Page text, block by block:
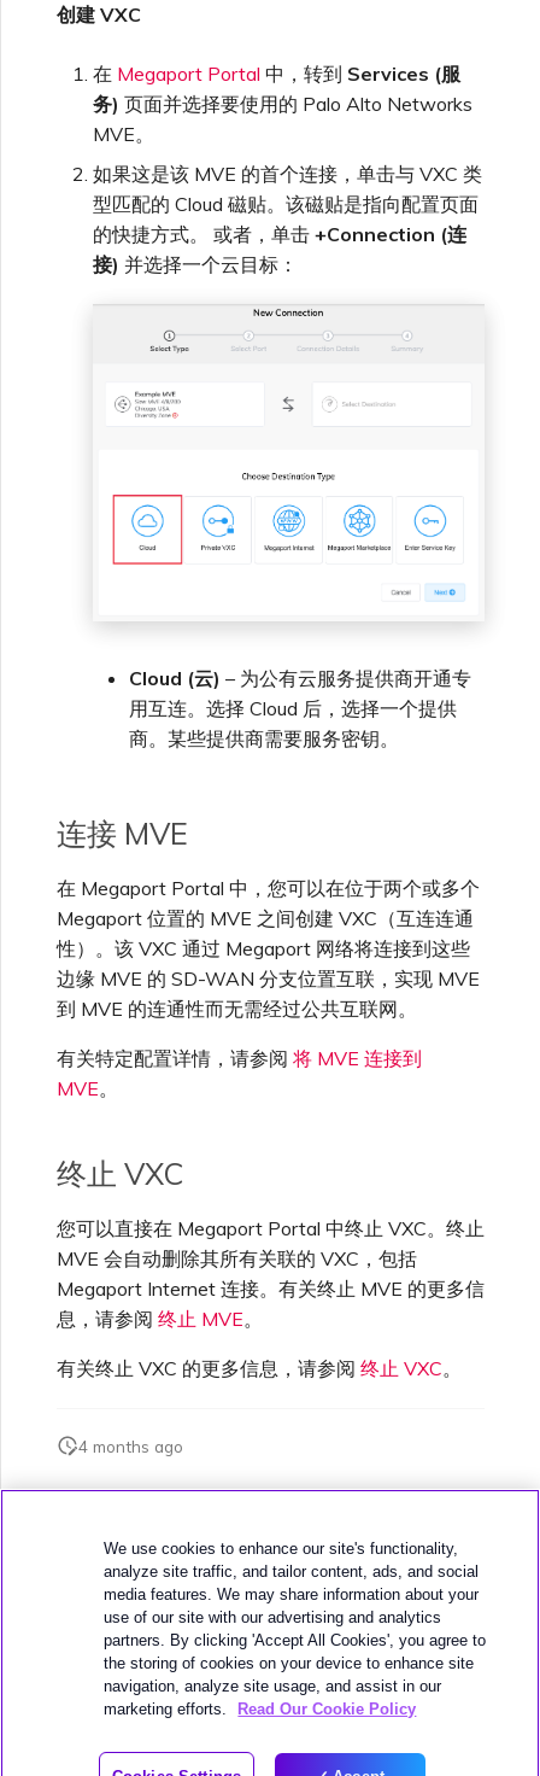
合作伙伴托管账户
限制与配额
Oracle Cloud Infrastructure
OVHcloud
Wasabi
SAP HANA Enterprise
Cloud
MCR Looking Glass (路由诊
MCR 的 NAT 工作原理
MCR 私有云间互联
终止 MCR
查看操作日志
监控维护和中断事件
锁定 Megaport 服务
Megaport 授权书
MCR 计费
MVE 计费
VXC、Megaport Internet 和
客户注册与入驻
创建到 Google Cloud 的
创建 Megaport Internet 连
创建 MCR
使用 API 创建 MCR VXC
从 MVE 创建到 AWS 的 VXC
从 MVE 创建到 Azure 的
迁移 VXC 和 IX
关闭 VXC 和 IX
监控服务状态
设置 OpenMetrics 服务监控
Megaport Terraform
Provider 学习资料与资源
Megaport Terraform
在演示环境中测试
API 弃用常见问题
单点登录（SSO）常见问题
提供调试信息以加快支持响应
创建 VXC
在 Megaport Portal 中，转到 Services (服
务) 页面并选择要使用的 Palo Alto Networks
MVE。
如果这是该 MVE 的首个连接，单击与 VXC 类
型匹配的 Cloud 磁贴。该磁贴是指向配置页面
的快捷方式。 或者，单击 +Connection (连
接) 并选择一个云目标：
Cloud (云) – 为公有云服务提供商开通专
用互连。选择 Cloud 后，选择一个提供
商。某些提供商需要服务密钥。
连接 MVE
在 Megaport Portal 中，您可以在位于两个或多个
Megaport 位置的 MVE 之间创建 VXC（互连连通
性）。该 VXC 通过 Megaport 网络将连接到这些
边缘 MVE 的 SD-WAN 分支位置互联，实现 MVE
到 MVE 的连通性而无需经过公共互联网。
有关特定配置详情，请参阅 将 MVE 连接到
MVE。
终止 VXC
您可以直接在 Megaport Portal 中终止 VXC。终止
MVE 会自动删除其所有关联的 VXC，包括
Megaport Internet 连接。有关终止 MVE 的更多信
息，请参阅 终止 MVE。
有关终止 VXC 的更多信息，请参阅 终止 VXC。
4 months ago
下一页
连接 MVE
© 2026 MEGAPORT
We use cookies to enhance our site's functionality,
analyze site traffic, and tailor content, ads, and social
media features. We may share information about your
use of our site with our advertising and analytics
partners. By clicking 'Accept All Cookies', you agree to
the storing of cookies on your device to enhance site
navigation, analyze site usage, and assist in our
marketing efforts.
Read Our Cookie Policy